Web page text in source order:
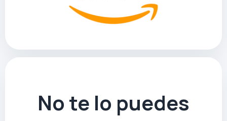
No te lo puedes